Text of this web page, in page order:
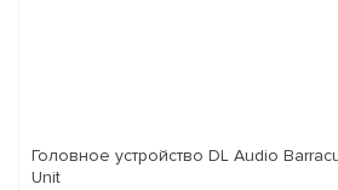
Головное устройство DL Audio
Unit